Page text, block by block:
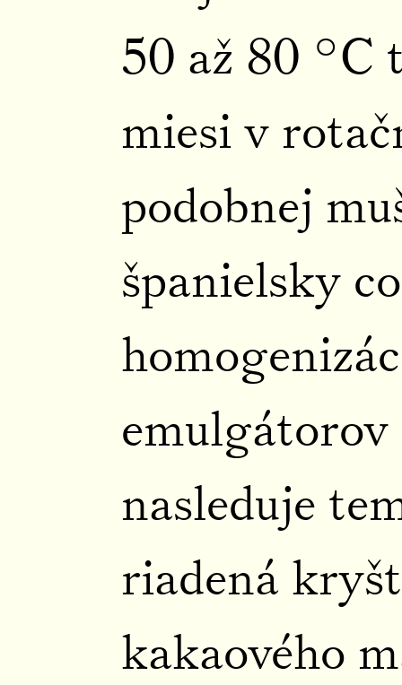
50 až 80 °C
miesi v
podobnej
španielsky
nasleduje
riadená
kakaového